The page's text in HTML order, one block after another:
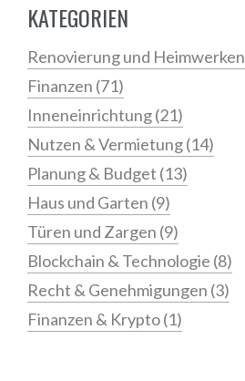
KATEGORIEN
Renovierung und Heimwerken
Finanzen (71)
Inneneinrichtung(21)
Nutzen & Vermietung(14)
Planung & Budget (13)
Haus und Garten (9)
Türen und Zargen (9)
Blockchain & Technologie (8)
Recht & Genehmigungen (3)
Finanzen & Krypto(1)